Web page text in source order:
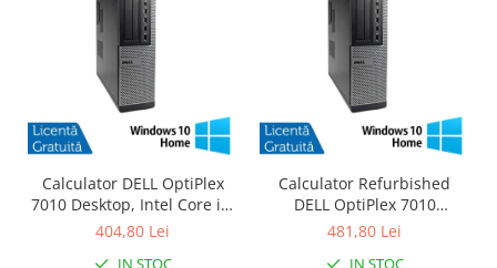
Calculator DELL OptiPlex
7010 Desktop, Intel Core i3-
3220 3.30GHz, 4GB DDR3,
404,80 Lei
IN STOC
Calculator Refurbished
DELL OptiPlex 7010
Desktop, Intel Core i3-3220
481,80 Lei
IN STOC